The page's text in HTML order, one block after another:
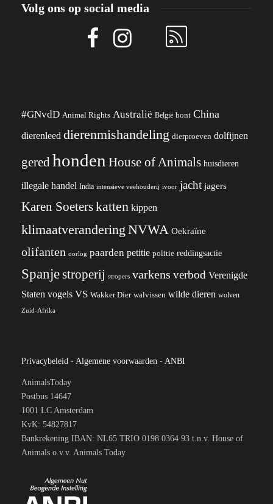
Volg ons op social media
#GNvdD Animal Rights Australië België bont China
dierenleed dierenmishandeling dierproeven dolfijnen
gered honden House of Animals huisdieren
illegale handel India intensieve veehouderij ivoor jacht jagers
Karen Soeterskatten kippen
klimaatverandering NVWA Oekraïne
olifanten oorlog paarden petitie politie reddingsactie
Spanjestroperij stropers varkens verbod Verenigde
Staten vogels VS Wakker Dier walvissen wilde dieren wolven
Zuid-Afrika
Privacybeleid - Algemene voorwaarden - ANBI
AnimalsToday
Postbus 14647
1001 LC Amsterdam
KvK: 54827817
Bankrekening IBAN: NL65 TRIO 0198 0364 93 t.n.v. House of
Animals o.v.v. Animals Today